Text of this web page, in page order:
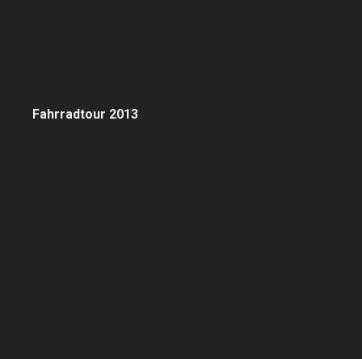
Fahrradtour 2013